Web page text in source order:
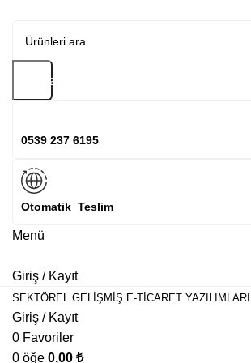
Arama
0539 237 6195
Otomatik Teslim
Menü
Giriş / Kayıt
SEKTÖREL GELIŞMIŞ E-TICARET YAZILIMLARI
Giriş / Kayıt
0 Favoriler
0 öğe 0,00 ₺